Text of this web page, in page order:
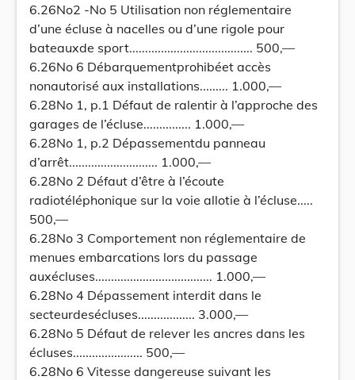
6.26No2 -No 5 Utilisation non réglementaire
d’une écluse à nacelles ou d’une rigole pour
bateauxde sport....................................... 500,—
6.26No 6 Débarquementprohibéet accès
nonautorisé aux installations......... 1.000,—
6.28No 1, p.1 Défaut de ralentir à l’approche des
garages de l’écluse............... 1.000,—
6.28No 1, p.2 Dépassementdu panneau
d’arrêt............................ 1.000,—
6.28No 2 Défaut d’être à l’écoute
radiotéléphonique sur la voie allotie à l’écluse.....
500,—
6.28No 3 Comportement non réglementaire de
menues embarcations lors du passage
auxécluses..................................... 1.000,—
6.28No 4 Dépassement interdit dans le
secteurdesécluses.................. 3.000,—
6.28No 5 Défaut de relever les ancres dans les
écluses...................... 500,—
6.28No 6 Vitesse dangereuse suivant les